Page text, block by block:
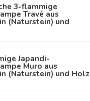
3-flammige
Travé aus
(Naturstein) und
Japandi-
Muro aus
(Naturstein) und Holz